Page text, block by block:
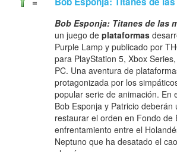
Bob Esponja: Titanes de las
un juego deplataformas
Purple Lamp y publicado por
para PlayStation 5, Xbox
PC. Una aventura de
protagonizada por los
popular serie de animación. En
Bob Esponja y Patricio deberán
restaurar el orden en Fondo de
enfrentamiento entre el
Neptuno que ha desatado el